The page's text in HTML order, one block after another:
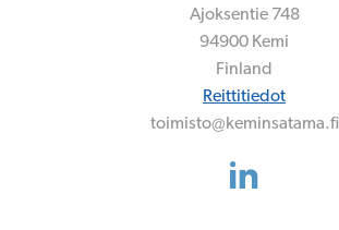
Ajoksentie 748
94900 Kemi
Finland
Reittitiedot
toimisto@keminsatama.fi